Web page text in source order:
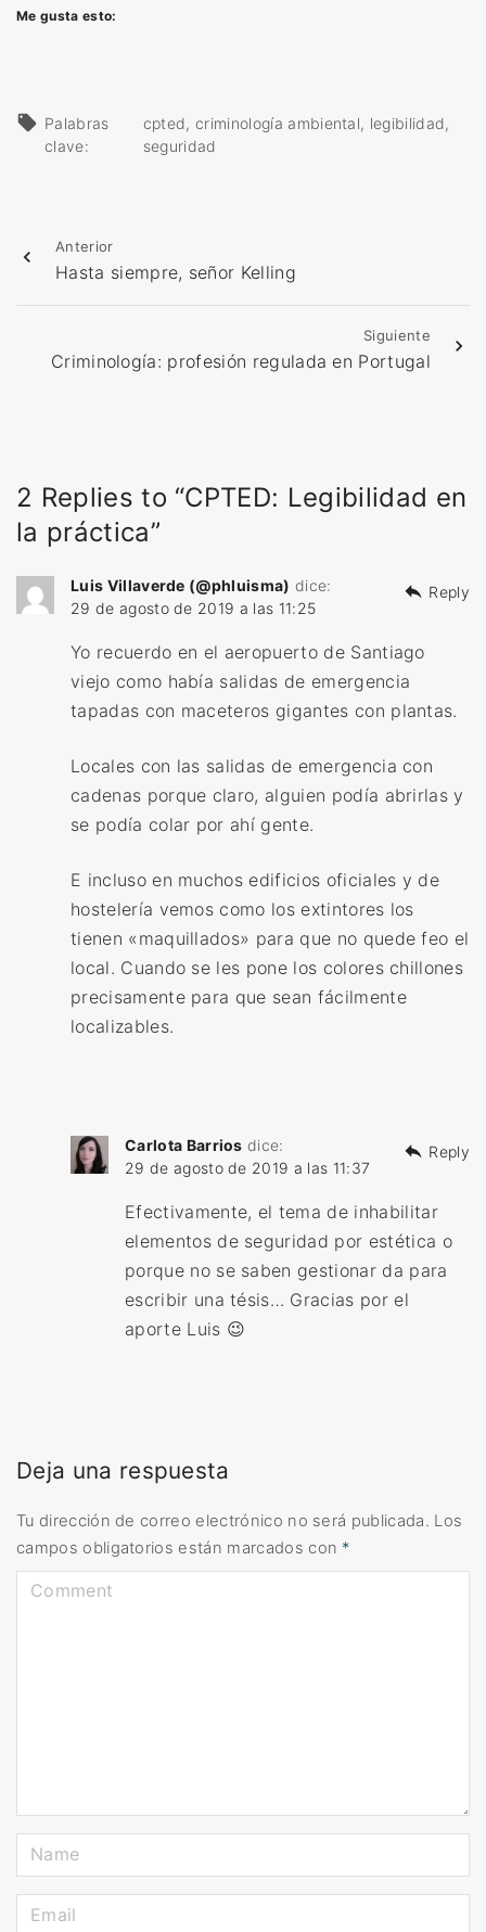
Me gusta esto:
Palabras
clave:
cpted criminología ambiental
legibilidad
seguridad
Anterior
Hasta siempre, señor Kelling
Siguiente
Criminología: profesión regulada en Portugal
2 Replies to “CPTED: Legibilidad en
la práctica”
Luis Villaverde (@phluisma) dice:
29 de agosto de 2019 a las 11:25
Yo recuerdo en el aeropuerto de Santiago
viejo como había salidas de emergencia
tapadas con maceteros gigantes con plantas.
Locales con las salidas de emergencia con
cadenas porque claro, alguien podía abrirlas y
se podía colar por ahí gente.
E incluso en muchos edificios oficiales y de
hostelería vemos como los extintores los
tienen «maquillados» para que no quede feo el
local. Cuando se les pone los colores chillones
precisamente para que sean fácilmente
localizables.
Reply
Carlota Barrios dice:
29 de agosto de 2019 a las 11:37
Efectivamente, el tema de inhabilitar
elementos de seguridad por estética o
porque no se saben gestionar da para
escribir una tésis… Gracias por el
aporte Luis 😉
Reply
Deja una respuesta
Tu dirección de correo electrónico no será publicada. Los
campos obligatorios están marcados con *
a
m